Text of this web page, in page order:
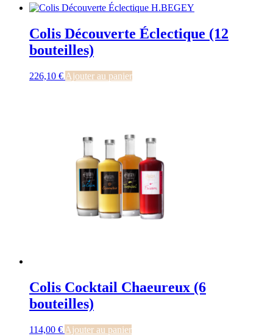
Colis Découverte Éclectique (12
bouteilles)
226,10 € Ajouter au panier
Colis Cocktail Chaeureux (6
bouteilles)
114,00 € Ajouter au panier